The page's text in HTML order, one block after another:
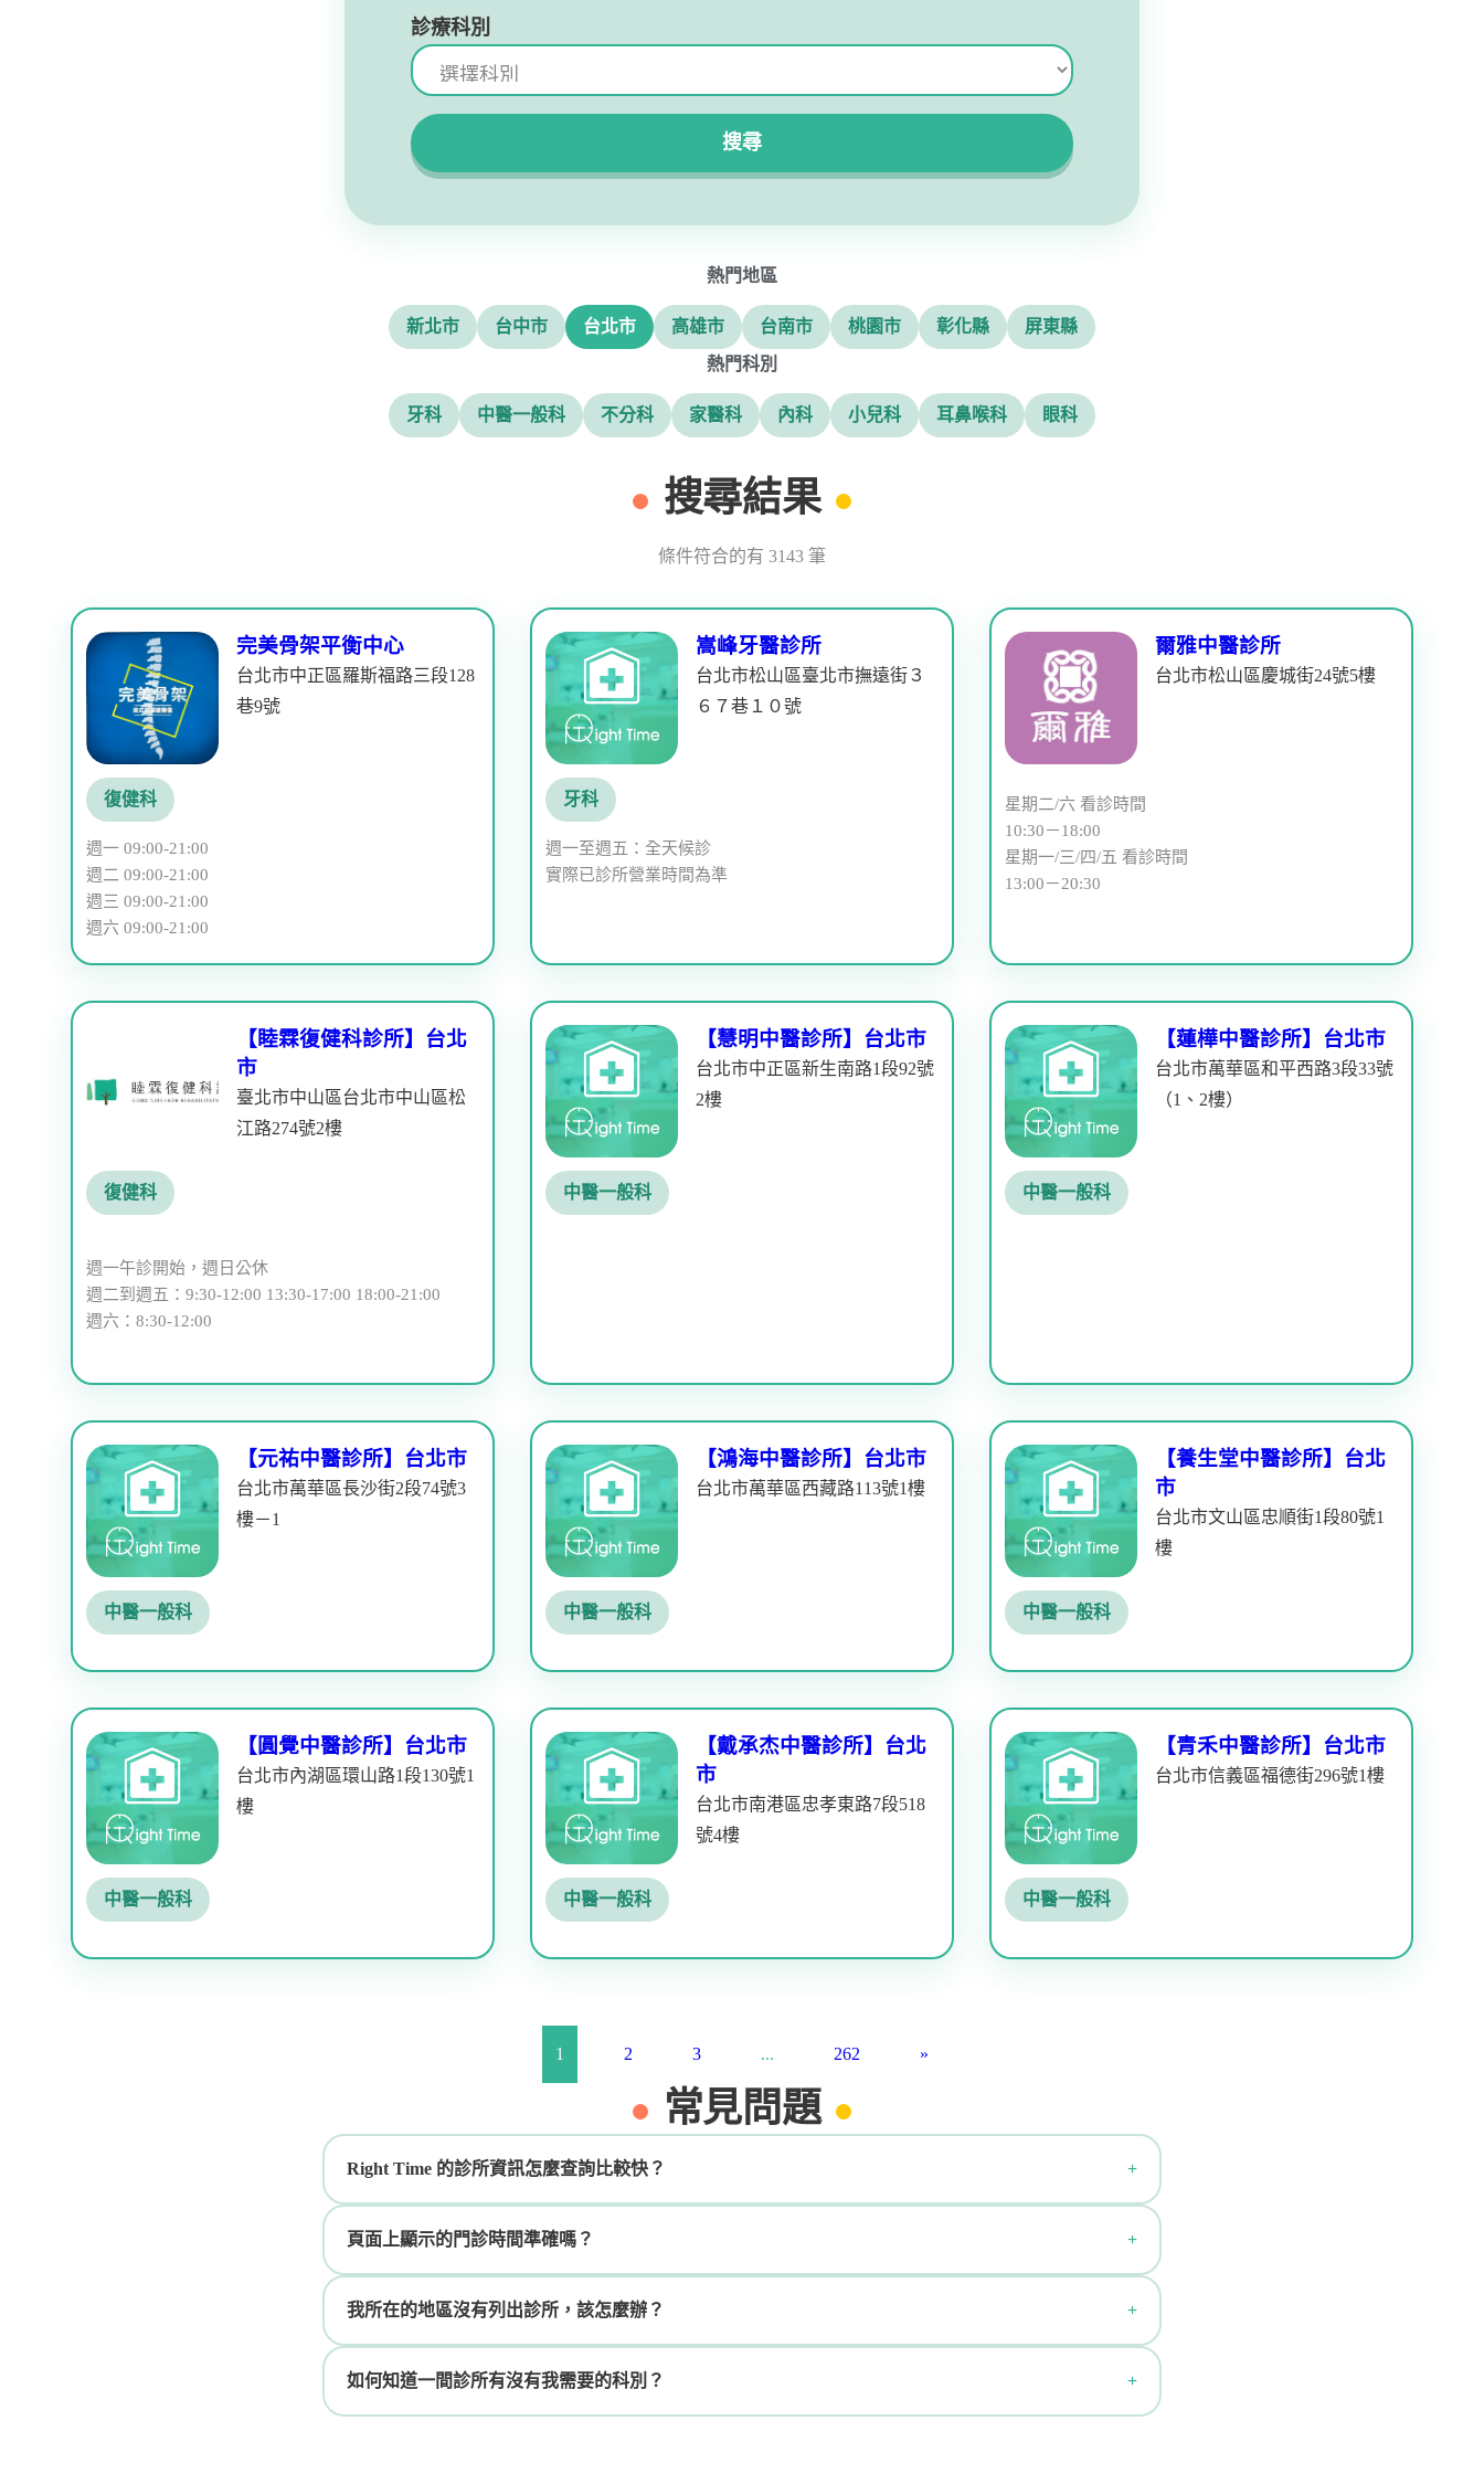
診療科別
搜尋
熱門地區
新北市 台中市 台北市 高雄市 台南市 桃園市 彰化縣
屏東縣
熱門科別
牙科 中醫一般科 不分科 家醫科 內科 小兒科 耳鼻喉科 眼科
搜尋結果
條件符合的有 3143 筆
完美骨架平衡中心
台北市中正區羅斯福路三段128
巷9號
復健科
週一 09:00-21:00
週二 09:00-21:00
週三 09:00-21:00
週六 09:00-21:00
嵩峰牙醫診所
台北市松山區臺北市撫遠街３
６７巷１０號
牙科
週一至週五：全天候診
實際已診所營業時間為準
爾雅中醫診所
台北市松山區慶城街24號5樓
星期二/六 看診時間
10:30－18:00
星期一/三/四/五 看診時間
13:00－20:30
【睦霖復健科診所】台北
市
臺北市中山區台北市中山區松
江路274號2樓
復健科
週一午診開始，週日公休
週二到週五：9:30-12:00 13:30-17:00 18:00-21:00
週六：8:30-12:00
【慧明中醫診所】台北市
台北市中正區新生南路1段92號
2樓
中醫一般科
【蓮樺中醫診所】台北市
台北市萬華區和平西路3段33號
（1、2樓）
中醫一般科
【元祐中醫診所】台北市
台北市萬華區長沙街2段74號3
樓－1
中醫一般科
【鴻海中醫診所】台北市
台北市萬華區西藏路113號1樓
中醫一般科
【養生堂中醫診所】台北
市
台北市文山區忠順街1段80號1
樓
中醫一般科
【圓覺中醫診所】台北市
台北市內湖區環山路1段130號1
樓
中醫一般科
【戴承杰中醫診所】台北
市
台北市南港區忠孝東路7段518
號4樓
中醫一般科
【青禾中醫診所】台北市
台北市信義區福德街296號1樓
中醫一般科
1 2 3 ... 262 »
常見問題
Right Time 的診所資訊怎麼查詢比較快？
頁面上顯示的門診時間準確嗎？
我所在的地區沒有列出診所，該怎麼辦？
如何知道一間診所有沒有我需要的科別？